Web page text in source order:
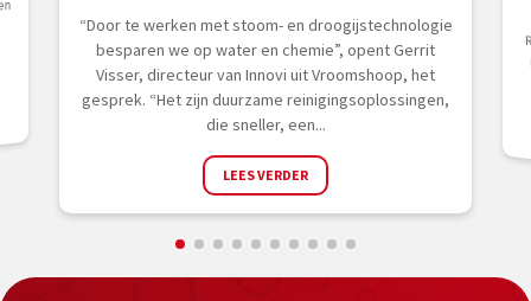
“Door te werken met stoom- en droogijstechnologie
besparen we op water en chemie”, opent Gerrit
Visser, directeur van Innovi uit Vroomshoop, het
gesprek. “Het zijn duurzame reinigingsoplossingen,
die sneller, een...
LEES VERDER